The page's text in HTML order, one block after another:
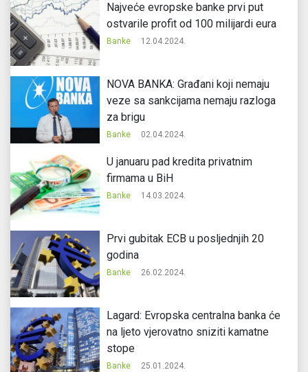
Najveće evropske banke prvi put
ostvarile profit od 100 milijardi eura
Banke 12.04.2024.
NOVA BANKA: Građani koji nemaju
veze sa sankcijama nemaju razloga
za brigu
Banke 02.04.2024.
U januaru pad kredita privatnim
firmama u BiH
Banke 14.03.2024.
Prvi gubitak ECB u posljednjih 20
godina
Banke 26.02.2024.
Lagard: Evropska centralna banka će
na ljeto vjerovatno sniziti kamatne
stope
Banke 25.01.2024.